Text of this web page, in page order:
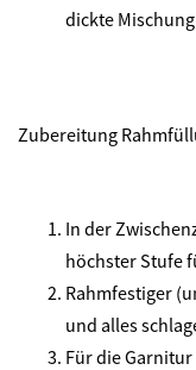
dickte
Zubereitung
In der
höchster Stufe
Rahmfestiger
und alles
Für die